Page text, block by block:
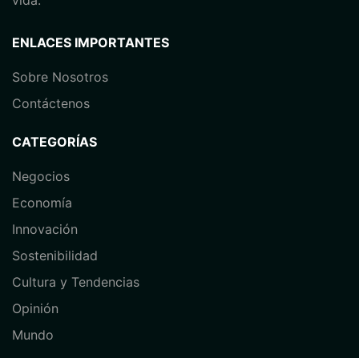
ENLACES IMPORTANTES
Sobre Nosotros
Contáctenos
CATEGORÍAS
Negocios
Economía
⁠Innovación
Sostenibilidad
Cultura y Tendencias
Opinión
⁠Mundo